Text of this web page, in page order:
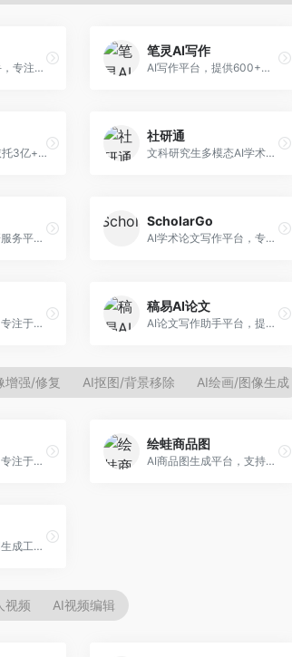
英文论文写作助手，专注于学术英语润色。面向需要发表国际期刊的研究者，提供语法检查、学术表达优化、格式规范等服务，英语表达地道专业。
笔灵AI写作
AI写作平台，提供600+写作模板。面向学生、职场人士和内容创作者，支持论文、公文、营销文案等多种文体，模板丰富，一键生成，写作效率大幅提升。
科研服务平台，依托3亿+真实文献数据库。面向学术研究者和学生，提供文献检索、论文写作、科研数据分析等服务，文献资源丰富，学术支持专业。
社研通
文科研究生多模态AI学术写作平台。面向文科研究生和社科研究者，提供文献综述、理论分析、定性研究辅助等服务，文科研究方法论支持完善。
维普推出的AI科研服务平台，整合学术资源与智能写作。面向科研人员和高校师生，提供文献检索、论文写作、查重检测等一站式服务，学术资源权威可靠。
ScholarGo
AI学术论文写作平台，专注于理工科领域的逻辑构建。面向理工科研究生和科研工作者，提供公式编辑、数据分析、论文结构优化等服务，理工科写作逻辑严谨。
AI论文工具平台，专注于高质量低查重论文生成。面向大学生和研究生，提供论文写作、降重修改等服务，生成内容原创度高，查重率低。
稿易AI论文
AI论文写作助手平台，提供智能化学术写作支持。面向高校学生，支持多种论文类型生成，提供参考文献管理和格式规范服务，操作流程简单。
增强/修复 AI抠图/背景移除 AI绘画/图像生成
AI模特商拍工具，专注于服装电商。面向服装电商卖家，提供虚拟模特试穿、商品展示图生成等服务，模特形象多样，拍摄成本低。
绘蛙商品图
AI商品图生成平台，支持模特换装和场景生成。面向电商卖家，提供商品上身效果展示、场景化商品图生成等服务，电商营销效果显著。
跨境电商AI商品图生成工具。面向跨境电商卖家，支持多语言商品图生成、模特替换、场景优化等服务，适配海外电商平台需求。
视频 AI视频编辑